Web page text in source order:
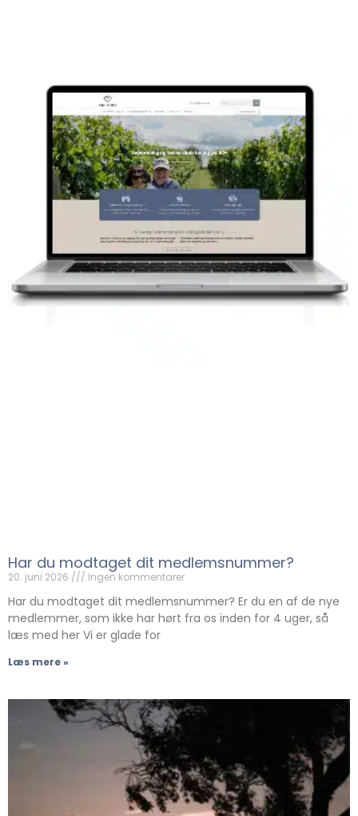
Har du modtaget dit medlemsnummer?
20. juni 2026 Ingen kommentarer
Har du modtaget dit medlemsnummer? Er du en af de nye
medlemmer, som ikke har hørt fra os inden for 4 uger, så
læs med her Vi er glade for
Læs mere »